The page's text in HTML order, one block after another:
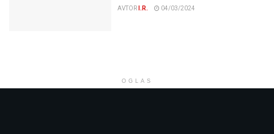
AVTOR I.R. 04/03/2024
OGLAS